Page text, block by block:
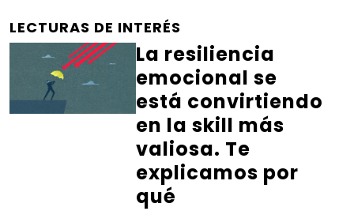
LECTURAS DE INTERÉS
La resiliencia
emocional se
está convirtiendo
en la skill más
valiosa. Te
explicamos por
qué